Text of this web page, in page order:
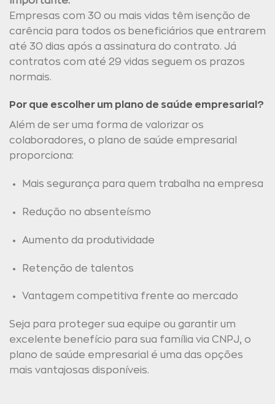
Empresas com 30 ou mais vidas têm isenção de
carência para todos os beneficiários que entrarem
até 30 dias após a assinatura do contrato. Já
contratos com até 29 vidas seguem os prazos
normais.
Por que escolher um plano de saúde empresarial?
Além de ser uma forma de valorizar os
colaboradores, o plano de saúde empresarial
proporciona:
Mais segurança para quem trabalha na empresa
Redução no absenteísmo
Aumento da produtividade
Retenção de talentos
Vantagem competitiva frente ao mercado
Seja para proteger sua equipe ou garantir um
excelente benefício para sua família via CNPJ, o
plano de saúde empresarial é uma das opções
mais vantajosas disponíveis.